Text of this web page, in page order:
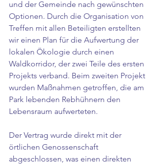
und der Gemeinde nach gewünschten
Optionen. Durch die Organisation von
Treffen mit allen Beteiligten erstellten
wir einen Plan für die Aufwertung der
lokalen Ökologie durch einen
Waldkorridor, der zwei Teile des ersten
Projekts verband. Beim zweiten Projekt
wurden Maßnahmen getroffen, die am
Park lebenden Rebhühnern den
Lebensraum aufwerteten.
Der Vertrag wurde direkt mit der
örtlichen Genossenschaft
abgeschlossen, was einen direkten